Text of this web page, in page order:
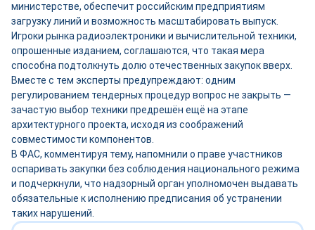
министерстве, обеспечит российским предприятиям
загрузку линий и возможность масштабировать выпуск.
Игроки рынка радиоэлектроники и вычислительной техники,
опрошенные изданием, соглашаются, что такая мера
способна подтолкнуть долю отечественных закупок вверх.
Вместе с тем эксперты предупреждают: одним
регулированием тендерных процедур вопрос не закрыть —
зачастую выбор техники предрешён ещё на этапе
архитектурного проекта, исходя из соображений
совместимости компонентов.
В ФАС, комментируя тему, напомнили о праве участников
оспаривать закупки без соблюдения национального режима
и подчеркнули, что надзорный орган уполномочен выдавать
обязательные к исполнению предписания об устранении
таких нарушений.